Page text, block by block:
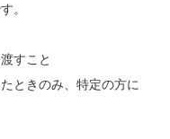
。
すこと
ときのみ、特定の方に